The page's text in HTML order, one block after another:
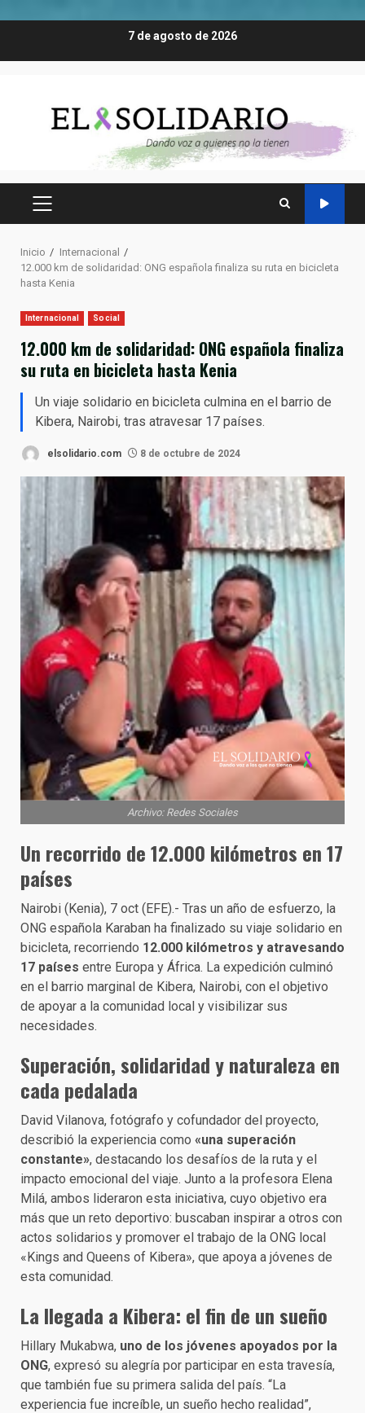
7 de agosto de 2026
MENÚ
Inicio
Internacional
12.000 km de solidaridad: ONG española finaliza su ruta en bicicleta
hasta Kenia
Internacional Social
12.000 km de solidaridad: ONG española finaliza
su ruta en bicicleta hasta Kenia
Un viaje solidario en bicicleta culmina en el barrio de
Kibera, Nairobi, tras atravesar 17 países.
elsolidario.com 8 de octubre de 2024
Archivo: Redes Sociales
Un recorrido de 12.000 kilómetros en 17
países
Nairobi (Kenia), 7 oct (EFE).- Tras un año de esfuerzo, la
ONG española Karaban ha finalizado su viaje solidario en
bicicleta, recorriendo 12.000 kilómetros y atravesando
17 países entre Europa y África. La expedición culminó
en el barrio marginal de Kibera, Nairobi, con el objetivo
de apoyar a la comunidad local y visibilizar sus
necesidades.
Superación, solidaridad y naturaleza en
cada pedalada
David Vilanova, fotógrafo y cofundador del proyecto,
describió la experiencia como «una superación
constante», destacando los desafíos de la ruta y el
impacto emocional del viaje. Junto a la profesora Elena
Milá, ambos lideraron esta iniciativa, cuyo objetivo era
más que un reto deportivo: buscaban inspirar a otros con
actos solidarios y promover el trabajo de la ONG local
«Kings and Queens of Kibera», que apoya a jóvenes de
esta comunidad.
La llegada a Kibera: el fin de un sueño
Hillary Mukabwa, uno de los jóvenes apoyados por la
ONG, expresó su alegría por participar en esta travesía,
que también fue su primera salida del país. “La
experiencia fue increíble, un sueño hecho realidad”,